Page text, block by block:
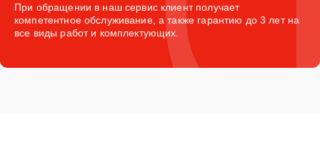
При обращении в наш сервис клиент получает
компетентное обслуживание, а также гарантию до 3 лет на
все виды работ и комплектующих.